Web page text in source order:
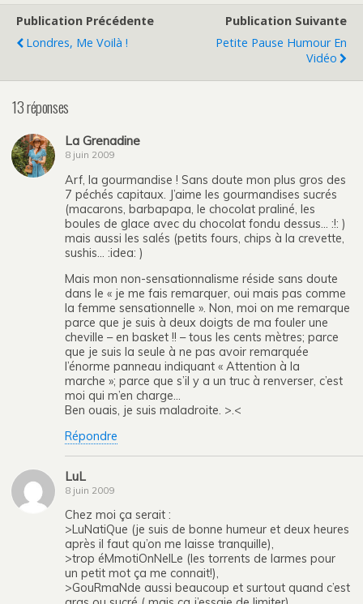
Publication Précédente
Londres, Me Voilà !
Publication Suivante
Petite Pause Humour En
Vidéo
13 réponses
La Grenadine
8 juin 2009
Arf, la gourmandise ! Sans doute mon plus gros des
7 péchés capitaux. J’aime les gourmandises sucrés
(macarons, barbapapa, le chocolat praliné, les
boules de glace avec du chocolat fondu dessus… :!: )
mais aussi les salés (petits fours, chips à la crevette,
sushis… :idea: )
Mais mon non-sensationnalisme réside sans doute
dans le « je me fais remarquer, oui mais pas comme
la femme sensationnelle ». Non, moi on me remarque
parce que je suis à deux doigts de ma fouler une
cheville – en basket !! – tous les cents mètres; parce
que je suis la seule à ne pas avoir remarquée
l’énorme panneau indiquant « Attention à la
marche »; parce que s’il y a un truc à renverser, c’est
moi qui m’en charge…
Ben ouais, je suis maladroite. >.<
Répondre
LuL
8 juin 2009
Chez moi ça serait :
>LuNatiQue (je suis de bonne humeur et deux heures
après il faut qu’on me laisse tranquille),
>trop éMmotiOnNelLe (les torrents de larmes pour
un petit mot ça me connait!),
>GouRmaNde aussi beaucoup et surtout quand c’est